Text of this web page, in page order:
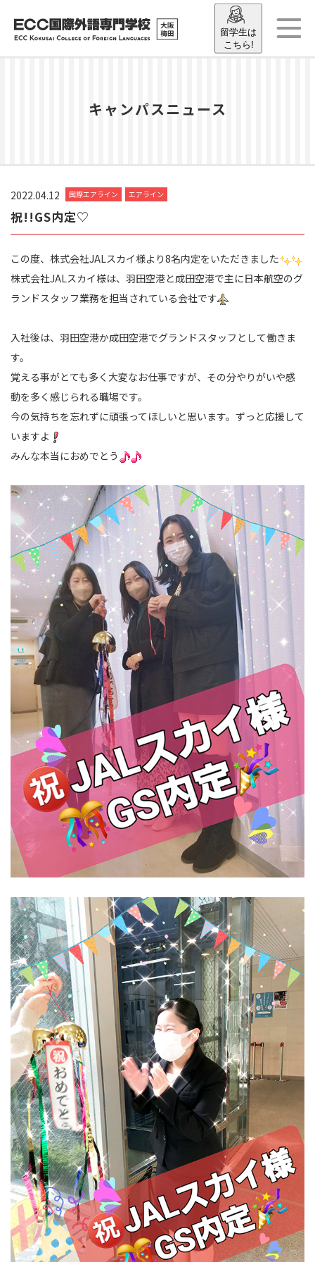
留学生は
こちら!
キャンパスニュース
2022.04.12 国際エアライン エアライン
祝!!GS内定♡
この度、株式会社JALスカイ様より8名内定をいただきました
株式会社JALスカイ様は、羽田空港と成田空港で主に日本航空のグ
ランドスタッフ業務を担当されている会社です
入社後は、羽田空港か成田空港でグランドスタッフとして働きま
す。
覚える事がとても多く大変なお仕事ですが、その分やりがいや感
動を多く感じられる職場です。
今の気持ちを忘れずに頑張ってほしいと思います。ずっと応援して
いますよ
みんな本当におめでとう